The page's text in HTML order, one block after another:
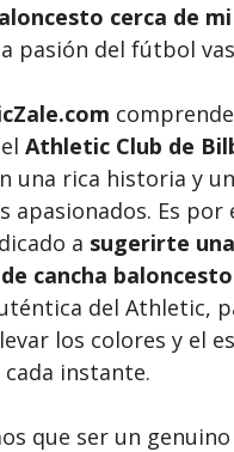
cerca de mi
pasión del fútbol
Athletic Club de
una rica historia y
apasionados. Es por
a sugerirte
cancha
del Athletic,
los colores y el
instante.
que ser un